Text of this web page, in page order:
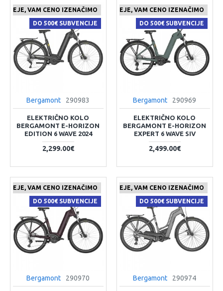
VAM CENO IZENAČIMO
DO 500€ SUBVENCIJE
Bergamont 290983
ELEKTRIČNO KOLO
BERGAMONT E-HORIZON
EDITION 6 WAVE 2024
2,299.00€
ČE NAJDETE IZDELEK KJE CENEJE, VAM CENO IZENAČIMO
DO 500€ SUBVENCIJE
Bergamont 290969
ELEKTRIČNO KOLO
BERGAMONT E-HORIZON
EXPERT 6 WAVE SIV
2,499.00€
VAM CENO IZENAČIMO
DO 500€ SUBVENCIJE
Bergamont 290970
ČE NAJDETE IZDELEK KJE CENEJE, VAM CENO IZENAČIMO
DO 500€ SUBVENCIJE
Bergamont 290974